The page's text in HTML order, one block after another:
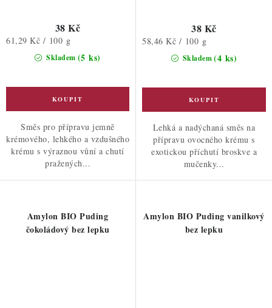
Skladem (5 ks)
38 Kč
Měrná
61,29 Kč / 100 g
Směs pro přípravu jemně
krémového, lehkého a vzdušného
krému s výraznou vůní a chutí
pražených...
Skladem(4 ks)
38 Kč
Měrná
58,46 Kč / 100 g
Lehká a nadýchaná směs na
přípravu ovocného krému s
exotickou příchutí broskve a
mučenky...
Amylon BIO Puding
čokoládový bez lepku
Amylon BIO Puding vanilkový
bez lepku